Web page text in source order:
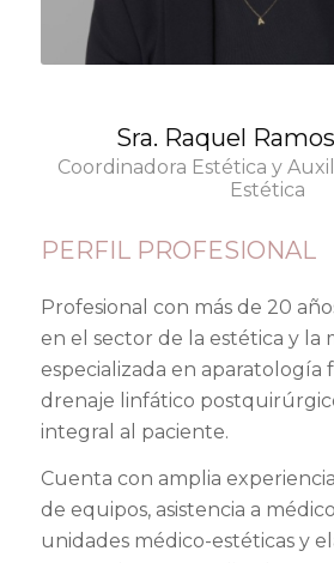
Sra. Raquel
Coordinadora Estética y
Estética
PERFIL PROFESIONAL
Profesional con más de 20
en el sector de la estética y la
especializada en aparatología
drenaje linfático
integral al paciente.
Cuenta con amplia
de equipos, asistencia a
unidades médico-estéticas y